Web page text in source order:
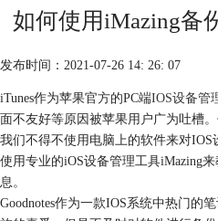
如何使用iMazing备
发布时间：2021-07-26 14: 26: 07
iTunes作为苹果官方的PC端IOS设备管
面不友好等原因被苹果用户广为吐槽
我们不得不使用电脑上的软件来对
使用专业的iOS设备管理工具iMazing
息。
Goodnotes作为一款IOS系统中热门的